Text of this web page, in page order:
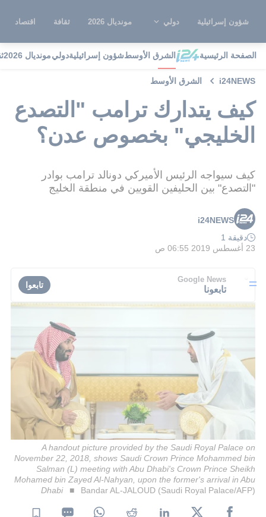
شؤون إسرائيلية دولي مونديال 2026 ثقافة اقتصاد
الصفحة الرئيسية الشرق الأوسطشؤون إسرائيليةدوليمونديال 2026
i24NEWS الشرق الأوسط
كيف يتدارك ترامب "التصدع
الخليجي" بخصوص عدن؟
كيف سيواجه الرئيس الأميركي دونالد ترامب بوادر
"التصدع" بين الحليفين القويين في منطقة الخليج
i24NEWS
دقيقة 1
23 أغسطس 2019 06:55 ص
Google News
تابعونا تابعوا
A handout picture provided by the Saudi Royal Palace on
November 22, 2018, shows Saudi Crown Prince Mohammed bin
Salman (L) meeting with Abu Dhabi's Crown Prince Sheikh
Mohamed bin Zayed Al-Nahyan, upon the former's arrival in Abu
Dhabi
Bandar AL-JALOUD (Saudi Royal Palace/AFP)